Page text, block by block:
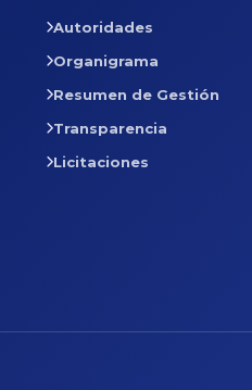
Autoridades
Organigrama
Resumen de Gestión
Transparencia
Licitaciones